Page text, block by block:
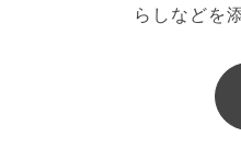
らしなどを